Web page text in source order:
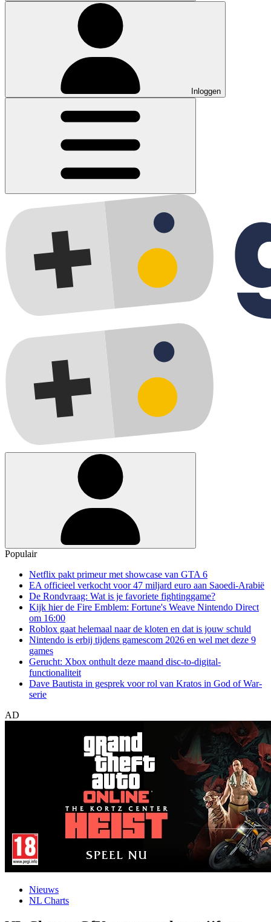
Inloggen
Populair
Netflix pakt primeur met showcase van GTA 6
EA officieel verkocht voor 47 miljard euro aan Saoedi-Arabië
De Rondvraag: Wat is je favoriete fightinggame?
Kijk hier de Fire Emblem: Fortune's Weave Nintendo Direct
om 16:00
Roblox gaat helemaal naar de kloten en dat is jouw schuld
Nintendo is erbij tijdens gamescom 2026 en wel met deze 9
games
Gerucht: Xbox onthult deze maand disc-to-digital-
functionaliteit
Dave Bautista in gesprek voor rol van Kratos in God of War-
serie
AD
Nieuws
NL Charts